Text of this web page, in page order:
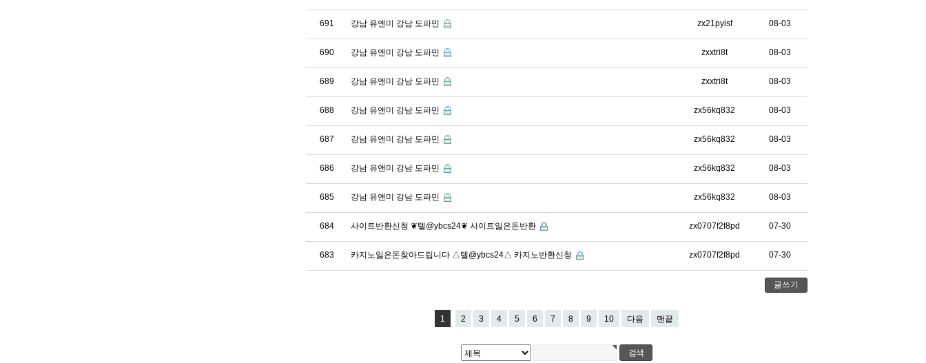
691 강남 유앤미 강남 도파민 zx21pyisf 08-03
690 강남 유앤미 강남 도파민 zxxtri8t 08-03
689 강남 유앤미 강남 도파민 zxxtri8t 08-03
688 강남 유앤미 강남 도파민 zx56kq832 08-03
687 강남 유앤미 강남 도파민 zx56kq832 08-03
686 강남 유앤미 강남 도파민 zx56kq832 08-03
685 강남 유앤미 강남 도파민 zx56kq832 08-03
684 사이트반환신청 ❦텔@ybcs24❦ 사이트잃은돈반환 zx0707f2f8pd 07-30
683 카지노잃은돈찾아드립니다 △텔@ybcs24△ 카지노반환신청 zx0707f2f8pd 07-30
글쓰기
1 2 3 4 5 6 7 8 9 10 다음 맨끝